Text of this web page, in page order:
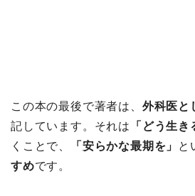
この本の最後で著者は、 外科医と
記しています。それは
「どう生き
くことで、
「安らかな最期を」 と
すめです。